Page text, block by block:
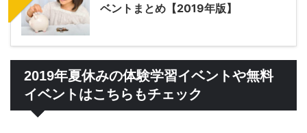
ベントまとめ【2019年版】
2019年夏休みの体験学習イベントや無料
イベントはこちらもチェック